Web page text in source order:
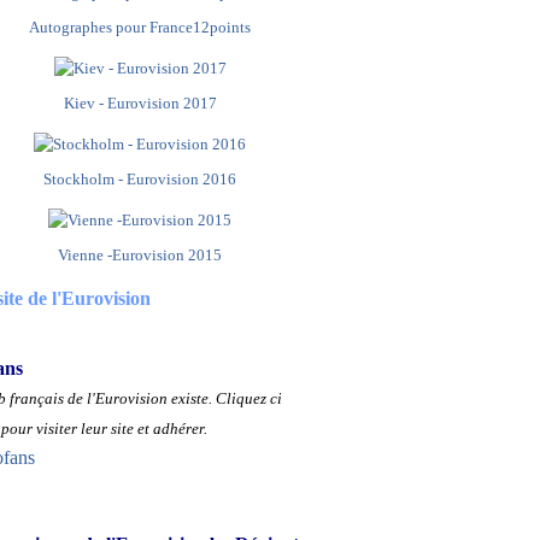
Autographes pour France12points
Kiev - Eurovision 2017
Stockholm - Eurovision 2016
Vienne -Eurovision 2015
de l'Eurovision
français de l'Eurovision existe. Cliquez ci
pour visiter leur site et adhérer.